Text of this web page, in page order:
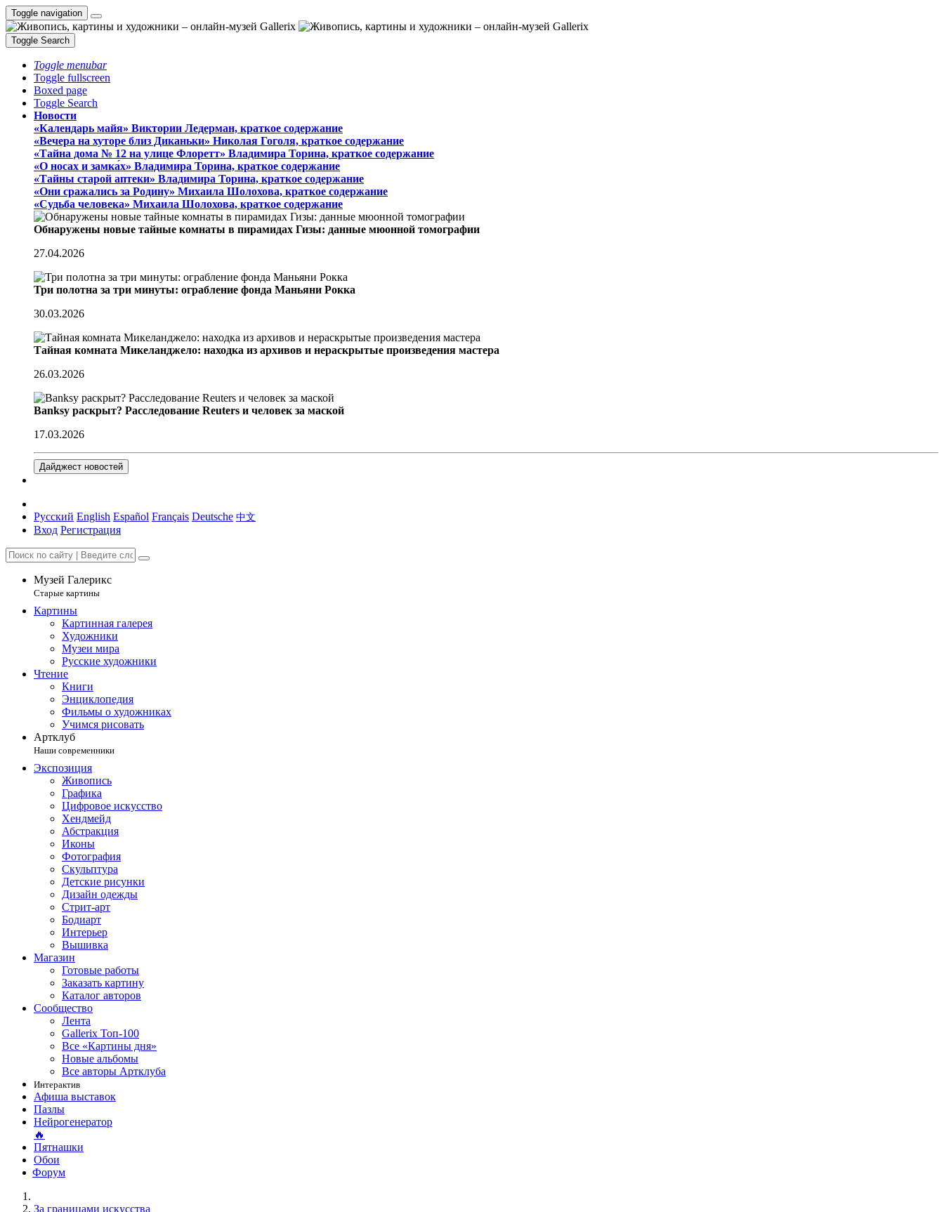
Toggle navigation
Toggle Search
Toggle menubar
Toggle fullscreen
Boxed page
Toggle Search
Новости
«Календарь майя» Виктории Ледерман, краткое содержание
«Вечера на хуторе близ Диканьки» Николая Гоголя, краткое содержание
«Тайна дома № 12 на улице Флоретт» Владимира Торина, краткое содержание
«О носах и замка́х» Владимира Торина, краткое содержание
«Тайны старой аптеки» Владимира Торина, краткое содержание
«Они сражались за Родину» Михаила Шолохова, краткое содержание
«Судьба человека» Михаила Шолохова, краткое содержание
Обнаружены новые тайные комнаты в пирамидах Гизы: данные мюонной томографии
27.04.2026
Три полотна за три минуты: ограбление фонда Маньяни Рокка
30.03.2026
Тайная комната Микеланджело: находка из архивов и нераскрытые произведения мастера
26.03.2026
Banksy раскрыт? Расследование Reuters и человек за маской
17.03.2026
Дайджест новостей
Русский English Español Français Deutsche 中文
Вход Регистрация
Музей Галерикс
Старые картины
Картины
Картинная галерея
Художники
Музеи мира
Русские художники
Чтение
Книги
Энциклопедия
Фильмы о художниках
Учимся рисовать
Артклуб
Наши современники
Экспозиция
Живопись
Графика
Цифровое искусство
Хендмейд
Абстракция
Иконы
Фотография
Скульптура
Детские рисунки
Дизайн одежды
Стрит-арт
Бодиарт
Интерьер
Вышивка
Магазин
Готовые работы
Заказать картину
Каталог авторов
Сообщество
Лента
Gallerix Топ-100
Все «Картины дня»
Новые альбомы
Все авторы Артклуба
Интерактив
Афиша выставок
Пазлы
Нейрогенератор
🔥
Пятнашки
Обои
Форум
За границами искусства